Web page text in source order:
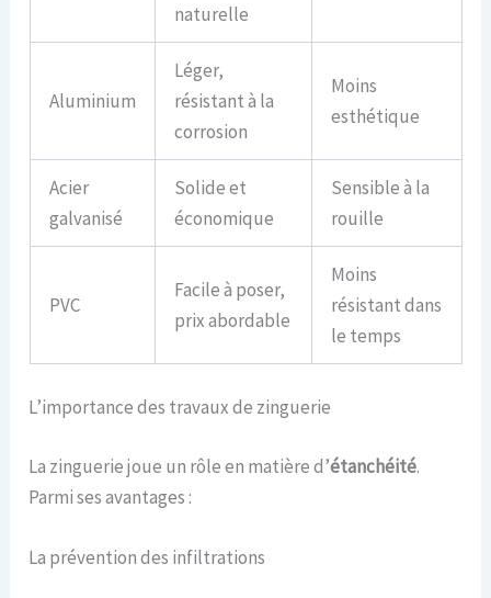
naturelle
Aluminium
Léger,
résistant à la
corrosion
Moins
esthétique
Acier
galvanisé
Solide et
économique
Sensible à la
rouille
PVC
Facile à poser,
prix abordable
Moins
résistant dans
le temps
L’importance des travaux de zinguerie
La zinguerie joue un rôle en matière d’étanchéité.
Parmi ses avantages :
La prévention des infiltrations